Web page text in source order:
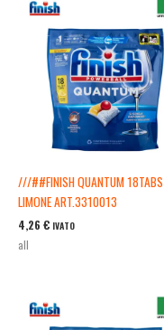
///##FINISH QUANTUM 18TABS
LIMONE ART.3310013
4,26 € IVATO
all